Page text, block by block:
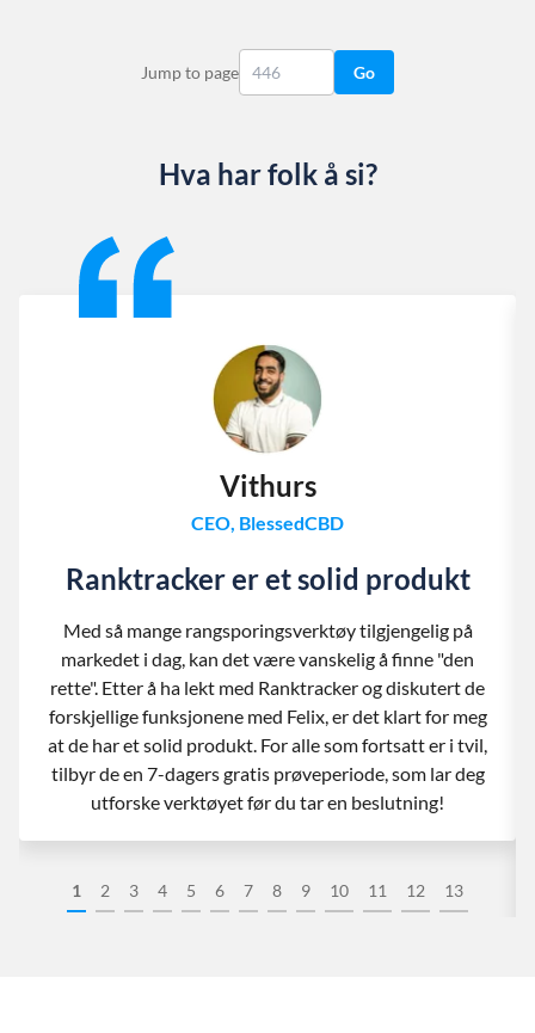
Jump to page Go
Hva har folk å si?
1 2 3 4 5 6 7 8 9 10 11 12 13
Vithurs
CEO, BlessedCBD
Ranktracker er et solid produkt
Med så mange rangsporingsverktøy tilgjengelig på
markedet i dag, kan det være vanskelig å finne "den
rette". Etter å ha lekt med Ranktracker og diskutert de
forskjellige funksjonene med Felix, er det klart for meg
at de har et solid produkt. For alle som fortsatt er i tvil,
tilbyr de en 7-dagers gratis prøveperiode, som lar deg
utforske verktøyet før du tar en beslutning!